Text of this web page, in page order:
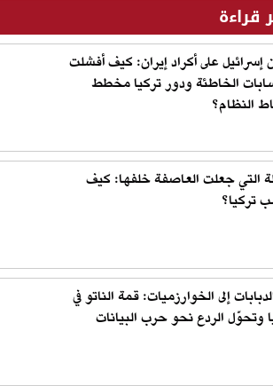
قراءة
إسرائيل على أكراد إيران: كيف أفشلت
الخاطئة ودور تركيا مخطط
النظام؟
التي جعلت العاصفة خلفها: كيف
تركيا؟
إلى الخوارزميات: قمة الناتو في
وتحوّل الردع نحو حرب البيانات